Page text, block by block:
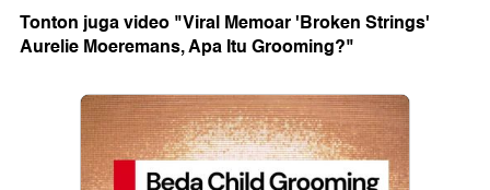
Tonton juga video "Viral Memoar 'Broken Strings'
Aurelie Moeremans, Apa Itu Grooming?"